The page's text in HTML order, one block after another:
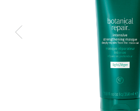
SÉRUM POUR LES CHEVEUX
CUIR CHEVELU SENSIBLE
PURE ABUNDANCE
TOUTES LES COLLECTIONS